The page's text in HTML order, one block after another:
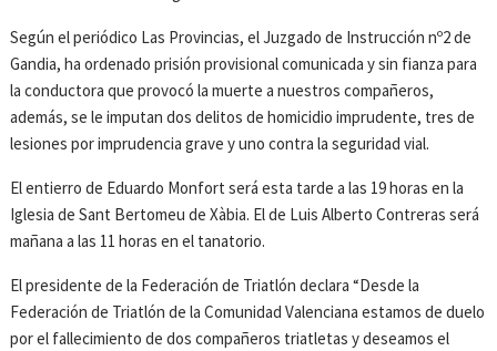
Según el periódico Las Provincias, el Juzgado de Instrucción nº2 de
Gandia, ha ordenado prisión provisional comunicada y sin fianza para
la conductora que provocó la muerte a nuestros compañeros,
además, se le imputan dos delitos de homicidio imprudente, tres de
lesiones por imprudencia grave y uno contra la seguridad vial.
El entierro de Eduardo Monfort será esta tarde a las 19 horas en la
Iglesia de Sant Bertomeu de Xàbia. El de Luis Alberto Contreras será
mañana a las 11 horas en el tanatorio.
El presidente de la Federación de Triatlón declara “Desde la
Federación de Triatlón de la Comunidad Valenciana estamos de duelo
por el fallecimiento de dos compañeros triatletas y deseamos el